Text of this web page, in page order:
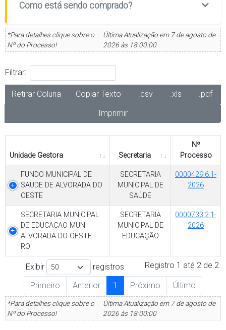
Como está sendo comprado?
*Para detalhes clique sobre o
Nº do Processo!
Última Atualização em 7 de agosto de
2026 às 18:00:00
Filtrar:
Retirar Coluna Copiar Texto .csv .xls
.pdf
Imprimir
Unidade Gestora Secretaria
Nº
Processo
FUNDO MUNICIPAL DE
SAUDE DE ALVORADA DO
OESTE
SECRETARIA
MUNICIPAL DE
SAÚDE
0000429.6.1-
2026
SECRETARIA MUNICIPAL
DE EDUCACAO MUN
ALVORADA DO OESTE -
RO
SECRETARIA
MUNICIPAL DE
EDUCAÇÃO
0000733.2.1-
2026
Registro 1 até 2 de 2.
Exibir
registros
Primeiro
Anterior 1 Próximo Último
*Para detalhes clique sobre o
Nº do Processo!
Última Atualização em 7 de agosto de
2026 às 18:00:00